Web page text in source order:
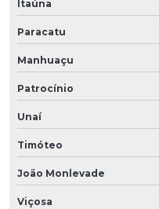
Itaúna
Paracatu
Manhuaçu
Patrocínio
Unaí
Timóteo
João Monlevade
Viçosa